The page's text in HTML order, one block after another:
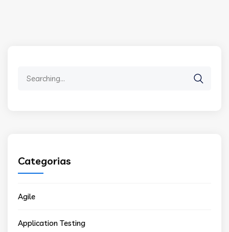
Categorias
Agile
Application Testing